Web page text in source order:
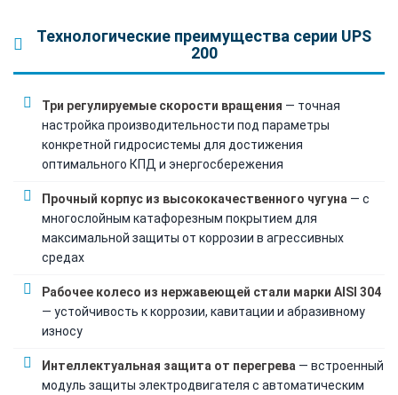
Технологические преимущества серии UPS
200
Три регулируемые скорости вращения — точная
настройка производительности под параметры
конкретной гидросистемы для достижения
оптимального КПД и энергосбережения
Прочный корпус из высококачественного чугуна — с
многослойным катафорезным покрытием для
максимальной защиты от коррозии в агрессивных
средах
Рабочее колесо из нержавеющей стали марки AISI 304
— устойчивость к коррозии, кавитации и абразивному
износу
Интеллектуальная защита от перегрева — встроенный
модуль защиты электродвигателя с автоматическим